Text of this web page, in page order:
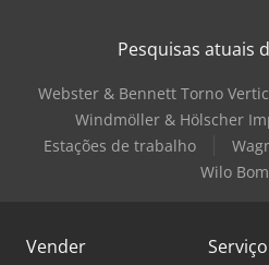
Pesquisas atuais
Webster & Bennett Torno
Windmöller & Hölscher
Estações de trabalho
Wilo
Vender